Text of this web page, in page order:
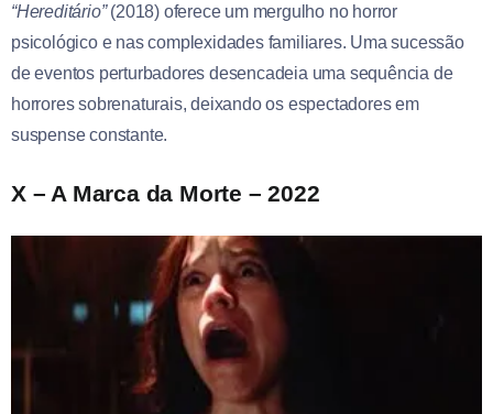
“Hereditário”(2018) oferece um mergulho no horror
psicológico e nas complexidades familiares. Uma sucessão
de eventos perturbadores desencadeia uma sequência de
horrores sobrenaturais, deixando os espectadores em
suspense constante.
X – A Marca da Morte – 2022